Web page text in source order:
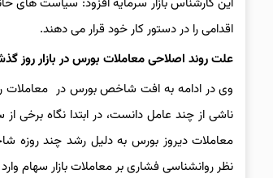
این کارشناس بازار سرمایه افزود: سیاست های
اقدامی را در دستور کار خود قرار می دهند.
علت روند اصلاحی معاملات بورس در بازار روز
وی در ادامه به افت شاخص بورس در معاملات
ناشی از چند عامل دانست، در ابتدا نگاه برخی
معاملات دیروز بورس به دلیل رشد چند روزه
نظر روانشناسی فشاری بر معاملات بازار سهام